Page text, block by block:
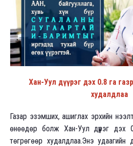
Хан-Уул дүүрэг дэх 0.8 га
худалдлаа
Газар эзэмших, ашиглах эрхийн
өнөөдөр болж Хан-Уул дүүрэг дэх
төгрөгөөр худалдлаа.Энэ удаагийн